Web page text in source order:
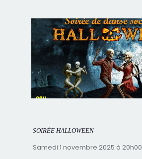
SOIRÉE HALLOWEEN
Samedi 1 novembre 2025 à 20h00